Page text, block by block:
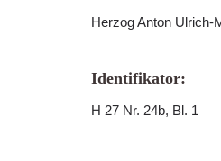
Herzog Anton Ulrich-
Identifikator:
H 27 Nr. 24b, Bl. 1